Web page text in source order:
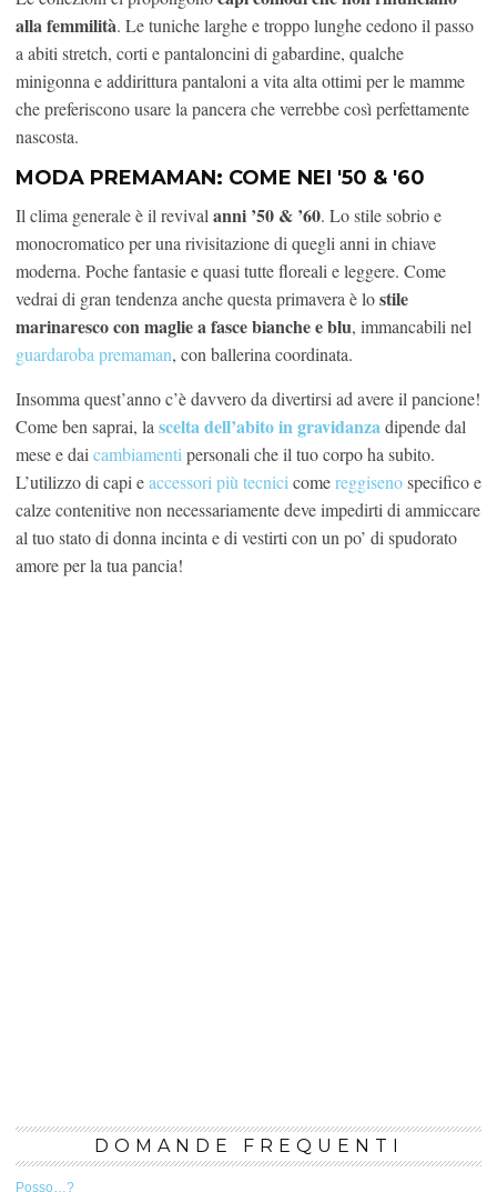
alla femmilità. Le tuniche larghe e troppo lunghe cedono il passo
a abiti stretch, corti e pantaloncini di gabardine, qualche
minigonna e addirittura pantaloni a vita alta ottimi per le mamme
che preferiscono usare la pancera che verrebbe così perfettamente
nascosta.
MODA PREMAMAN: COME NEI '50 & '60
Il clima generale è il revival anni ’50 & ’60. Lo stile sobrio e
monocromatico per una rivisitazione di quegli anni in chiave
moderna. Poche fantasie e quasi tutte floreali e leggere. Come
vedrai di gran tendenza anche questa primavera è lostile
marinaresco con maglie a fasce bianche e blu, immancabili nel
guardaroba premaman, con ballerina coordinata.
Insomma quest’anno c’è davvero da divertirsi ad avere il pancione!
Come ben saprai, la scelta dell’abito in gravidanza dipende dal
mese e dai cambiamenti personali che il tuo corpo ha subito.
L’utilizzo di capi eaccessori più tecnici comereggisenospecifico e
calze contenitive non necessariamente deve impedirti di ammiccare
al tuo stato di donna incinta e di vestirti con un po’ di spudorato
amore per la tua pancia!
DOMANDE FREQUENTI
Posso…?